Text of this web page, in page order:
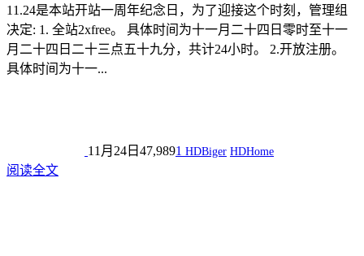
11.24是本站开站一周年纪念日，为了迎接这个时刻，管理组
决定: 1. 全站2xfree。 具体时间为十一月二十四日零时至十一
月二十四日二十三点五十九分，共计24小时。 2.开放注册。
具体时间为十一...
11月24日 47,9891 HDBiger HDHome
阅读全文